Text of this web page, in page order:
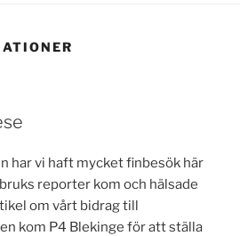
har vi haft mycket finbesök här
reporter kom och hälsade
om vårt bidrag till
kom P4 Blekinge för att ställa